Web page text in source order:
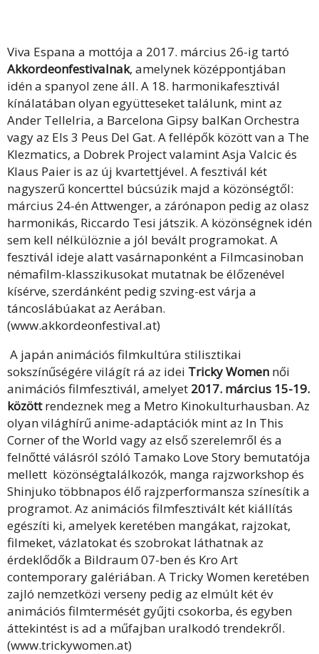
Viva Espana a mottója a 2017. március 26-ig tartó
Akkordeonfestivalnak, amelynek középpontjában
idén a spanyol zene áll. A 18. harmonikafesztivál
kínálatában olyan együtteseket találunk, mint az
Ander Tellelria, a Barcelona Gipsy balKan Orchestra
vagy az Els 3 Peus Del Gat. A fellépők között van a The
Klezmatics, a Dobrek Project valamint Asja Valcic és
Klaus Paier is az új kvartettjével. A fesztivál két
nagyszerű koncerttel búcsúzik majd a közönségtől:
március 24-én Attwenger, a zárónapon pedig az olasz
harmonikás, Riccardo Tesi játszik. A közönségnek idén
sem kell nélkülöznie a jól bevált programokat. A
fesztivál ideje alatt vasárnaponként a Filmcasinoban
némafilm-klasszikusokat mutatnak be élőzenével
kísérve, szerdánként pedig szving-est várja a
táncoslábúakat az Aerában.
(www.akkordeonfestival.at)
A japán animációs filmkultúra stilisztikai
sokszínűségére világít rá az idei Tricky Women női
animációs filmfesztivál, amelyet 2017. március 15-19.
közöttrendeznek meg a Metro Kinokulturhausban. Az
olyan világhírű anime-adaptációk mint az In This
Corner of the World vagy az első szerelemről és a
felnőtté válásról szóló Tamako Love Story bemutatója
mellett közönségtalálkozók, manga rajzworkshop és
Shinjuko többnapos élő rajzperformansza színesítik a
programot. Az animációs filmfesztivált két kiállítás
egészíti ki, amelyek keretében mangákat, rajzokat,
filmeket, vázlatokat és szobrokat láthatnak az
érdeklődők a Bildraum 07-ben és Kro Art
contemporary galériában. A Tricky Women keretében
zajló nemzetközi verseny pedig az elmúlt két év
animációs filmtermését gyűjti csokorba, és egyben
áttekintést is ad a műfajban uralkodó trendekről.
(www.trickywomen.at)